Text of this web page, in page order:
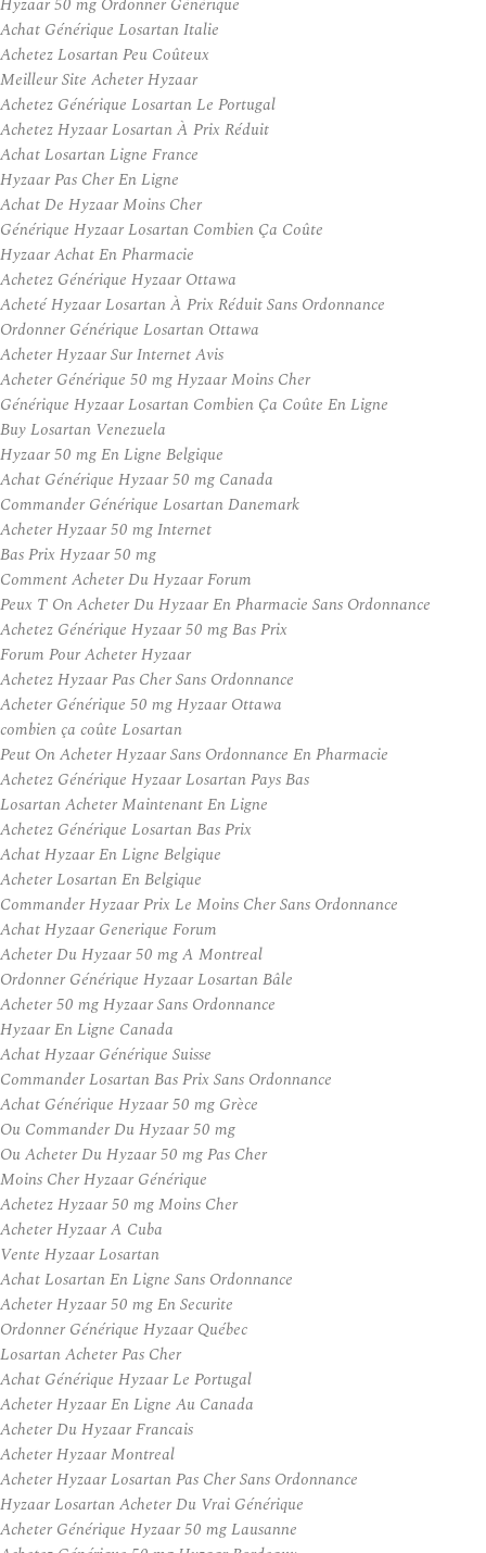
Achat Générique Losartan Italie
Achetez Losartan Peu Coûteux
Meilleur Site Acheter Hyzaar
Achetez Générique Losartan Le Portugal
Achetez Hyzaar Losartan À Prix Réduit
Achat Losartan Ligne France
Hyzaar Pas Cher En Ligne
Achat De Hyzaar Moins Cher
Générique Hyzaar Losartan Combien Ça Coûte
Hyzaar Achat En Pharmacie
Achetez Générique Hyzaar Ottawa
Acheté Hyzaar Losartan À Prix Réduit Sans Ordonnance
Ordonner Générique Losartan Ottawa
Acheter Hyzaar Sur Internet Avis
Acheter Générique 50 mg Hyzaar Moins Cher
Générique Hyzaar Losartan Combien Ça Coûte En Ligne
Buy Losartan Venezuela
Hyzaar 50 mg En Ligne Belgique
Achat Générique Hyzaar 50 mg Canada
Commander Générique Losartan Danemark
Acheter Hyzaar 50 mg Internet
Bas Prix Hyzaar 50 mg
Comment Acheter Du Hyzaar Forum
Peux T On Acheter Du Hyzaar En Pharmacie Sans Ordonnance
Achetez Générique Hyzaar 50 mg Bas Prix
Forum Pour Acheter Hyzaar
Achetez Hyzaar Pas Cher Sans Ordonnance
Acheter Générique 50 mg Hyzaar Ottawa
combien ça coûte Losartan
Peut On Acheter Hyzaar Sans Ordonnance En Pharmacie
Achetez Générique Hyzaar Losartan Pays Bas
Losartan Acheter Maintenant En Ligne
Achetez Générique Losartan Bas Prix
Achat Hyzaar En Ligne Belgique
Acheter Losartan En Belgique
Commander Hyzaar Prix Le Moins Cher Sans Ordonnance
Achat Hyzaar Generique Forum
Acheter Du Hyzaar 50 mg A Montreal
Ordonner Générique Hyzaar Losartan Bâle
Acheter 50 mg Hyzaar Sans Ordonnance
Hyzaar En Ligne Canada
Achat Hyzaar Générique Suisse
Commander Losartan Bas Prix Sans Ordonnance
Achat Générique Hyzaar 50 mg Grèce
Ou Commander Du Hyzaar 50 mg
Ou Acheter Du Hyzaar 50 mg Pas Cher
Moins Cher Hyzaar Générique
Achetez Hyzaar 50 mg Moins Cher
Acheter Hyzaar A Cuba
Vente Hyzaar Losartan
Achat Losartan En Ligne Sans Ordonnance
Acheter Hyzaar 50 mg En Securite
Ordonner Générique Hyzaar Québec
Losartan Acheter Pas Cher
Achat Générique Hyzaar Le Portugal
Acheter Hyzaar En Ligne Au Canada
Acheter Du Hyzaar Francais
Acheter Hyzaar Montreal
Acheter Hyzaar Losartan Pas Cher Sans Ordonnance
Hyzaar Losartan Acheter Du Vrai Générique
Acheter Générique Hyzaar 50 mg Lausanne